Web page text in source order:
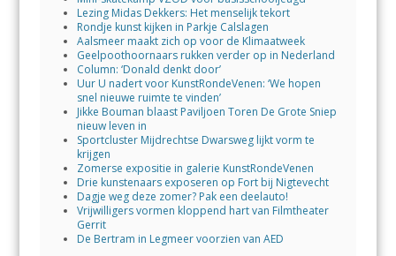
Lezing Midas Dekkers: Het menselijk tekort
Rondje kunst kijken in Parkje Calslagen
Aalsmeer maakt zich op voor de Klimaatweek
Geelpoothoornaars rukken verder op in Nederland
Column: ‘Donald denkt door’
Uur U nadert voor KunstRondeVenen: ‘We hopen
snel nieuwe ruimte te vinden’
Jikke Bouman blaast Paviljoen Toren De Grote Sniep
nieuw leven in
Sportcluster Mijdrechtse Dwarsweg lijkt vorm te
krijgen
Zomerse expositie in galerie KunstRondeVenen
Drie kunstenaars exposeren op Fort bij Nigtevecht
Dagje weg deze zomer? Pak een deelauto!
Vrijwilligers vormen kloppend hart van Filmtheater
Gerrit
De Bertram in Legmeer voorzien van AED